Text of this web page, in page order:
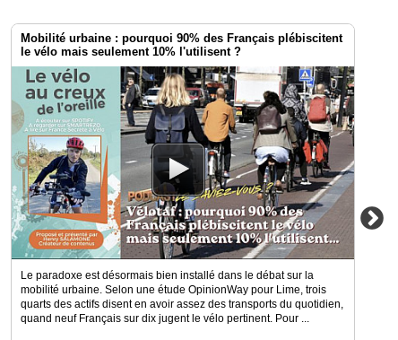
Mobilité urbaine : pourquoi 90% des Français plébiscitent
le vélo mais seulement 10% l'utilisent ?
Le paradoxe est désormais bien installé dans le débat sur la
mobilité urbaine. Selon une étude OpinionWay pour Lime, trois
quarts des actifs disent en avoir assez des transports du quotidien,
quand neuf Français sur dix jugent le vélo pertinent. Pour ...